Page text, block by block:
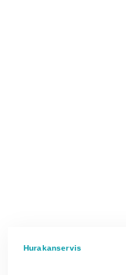
Hurakanservis